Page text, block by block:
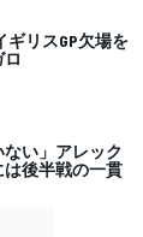
ギリスGP欠場を
ない」アレック
後半戦の一貫